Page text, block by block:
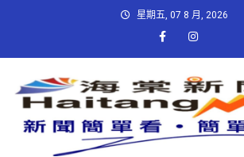
星期五, 07 8 月, 2026